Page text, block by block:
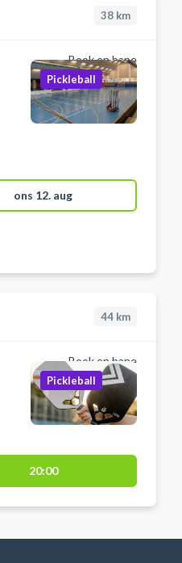
38 km
Book en bane
Pickleball
ons 12. aug
44 km
Book en bane
Pickleball
20:00